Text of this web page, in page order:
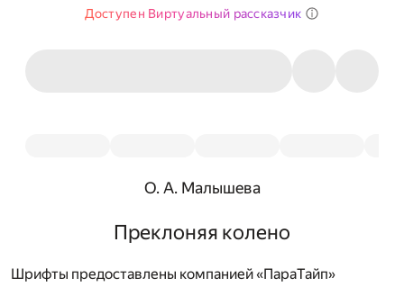
Доступен Виртуальный рассказчик
О. А. Малышева
Преклоняя колено
Шрифты предоставлены компанией «ПараТайп»